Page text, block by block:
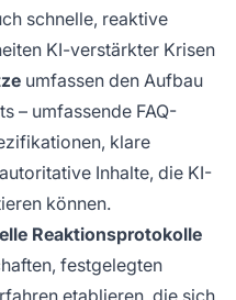
schnelle, reaktive
KI-verstärkter Krisen
umfassen den Aufbau
– umfassende FAQ-
klare
Inhalte, die KI-
können.
Reaktionsprotokolle
festgelegten
etablieren, die sich